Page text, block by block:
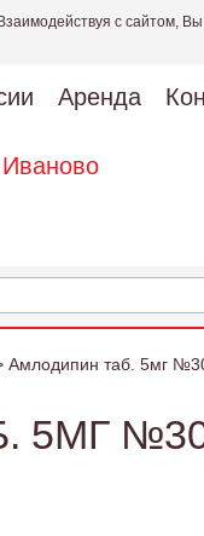
с сайтом,
Аренда
Иваново
Амлодипин таб. 5мг
5МГ